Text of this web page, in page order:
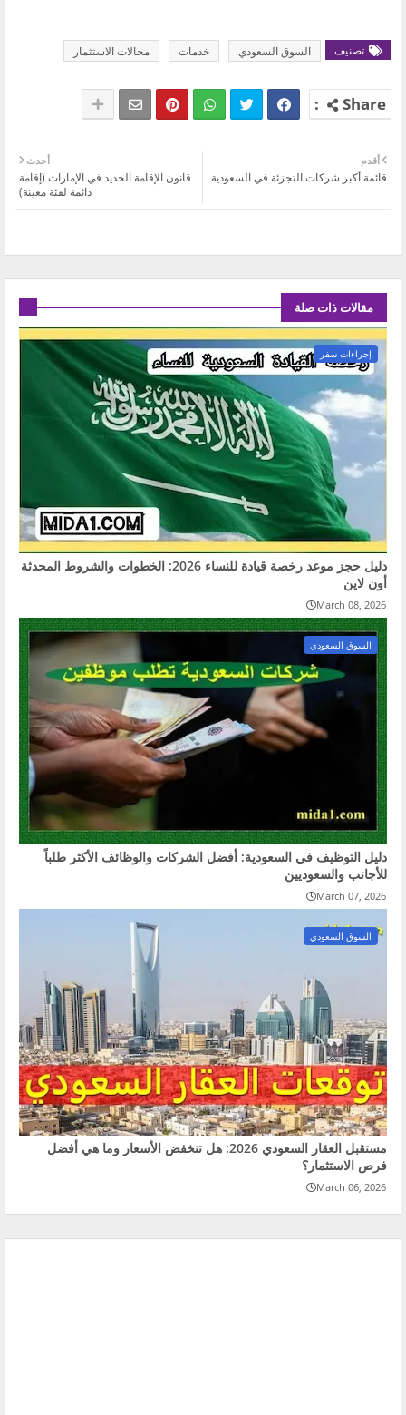
تصنيف السوق السعودي خدمات مجالات الاستثمار
أحدث
قانون الإقامة الجديد في الإمارات (إقامة
دائمة لفئة معينة)
أقدم
قائمة أكبر شركات التجزئة في السعودية
مقالات ذات صلة
إجراءات سفر
دليل حجز موعد رخصة قيادة للنساء 2026: الخطوات والشروط المحدثة
أون لاين
March 08, 2026
السوق السعودي
دليل التوظيف في السعودية: أفضل الشركات والوظائف الأكثر طلباً
للأجانب والسعوديين
March 07, 2026
السوق السعودي
مستقبل العقار السعودي 2026: هل تنخفض الأسعار وما هي أفضل
فرص الاستثمار؟
March 06, 2026